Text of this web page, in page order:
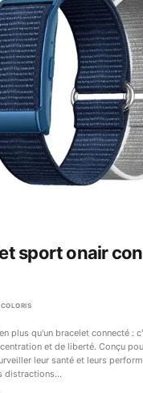
sport onair
plus qu'un bracelet connecté :
et de liberté. Conçu
leur santé et leurs
distractions…